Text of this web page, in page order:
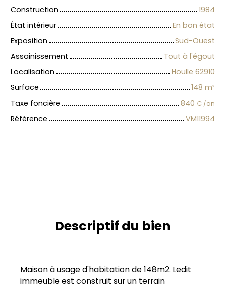
Construction
1984
État intérieur
En bon état
Exposition
Sud-Ouest
Assainissement
Tout à l'égout
Localisation
Houlle 62910
Surface
148 m²
Taxe foncière
840 € /an
Référence VM11994
Descriptif du bien
Maison à usage d'habitation de 148m2. Ledit
immeuble est construit sur un terrain